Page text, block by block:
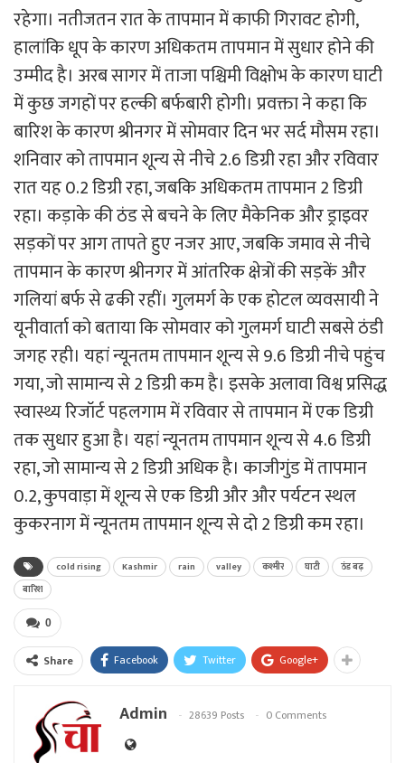
रहेगा। नतीजतन रात के तापमान में काफी गिरावट होगी,
हालांकि धूप के कारण अधिकतम तापमान में सुधार होने की
उम्मीद है। अरब सागर में ताजा पश्चिमी विक्षोभ के कारण घाटी
में कुछ जगहों पर हल्की बर्फबारी होगी। प्रवक्ता ने कहा कि
बारिश के कारण श्रीनगर में सोमवार दिन भर सर्द मौसम रहा।
शनिवार को तापमान शून्य से नीचे 2.6 डिग्री रहा और रविवार
रात यह 0.2 डिग्री रहा, जबकि अधिकतम तापमान 2 डिग्री
रहा। कड़ाके की ठंड से बचने के लिए मैकेनिक और ड्राइवर
सड़कों पर आग तापते हुए नजर आए, जबकि जमाव से नीचे
तापमान के कारण श्रीनगर में आंतरिक क्षेत्रों की सड़कें और
गलियां बर्फ से ढकी रहीं। गुलमर्ग के एक होटल व्यवसायी ने
यूनीवार्ता को बताया कि सोमवार को गुलमर्ग घाटी सबसे ठंडी
जगह रही। यहां न्यूनतम तापमान शून्य से 9.6 डिग्री नीचे पहुंच
गया, जो सामान्य से 2 डिग्री कम है। इसके अलावा विश्व प्रसिद्ध
स्वास्थ्य रिजॉर्ट पहलगाम में रविवार से तापमान में एक डिग्री
तक सुधार हुआ है। यहां न्यूनतम तापमान शून्य से 4.6 डिग्री
रहा, जो सामान्य से 2 डिग्री अधिक है। काजीगुंड में तापमान
0.2, कुपवाड़ा में शून्य से एक डिग्री और और पर्यटन स्थल
कुकरनाग में न्यूनतम तापमान शून्य से दो 2 डिग्री कम रहा।
cold rising Kashmir rain valley कश्मीर घाटी
ठंड बढ़
बारिश
0
Share Facebook Twitter Google+
Admin 28639 Posts 0 Comments